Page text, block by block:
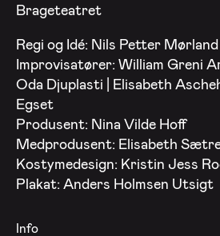
Brageteatret
Regi og Idé: Nils Petter Mørland
Improvisatører: William Greni
Oda Djuplasti | Elisabeth
Egset
Produsent: Nina Vilde Hoff
Medprodusent: Elisabeth
Kostymedesign: Kristin Jess
Plakat: Anders Holmsen Utsigt
Info